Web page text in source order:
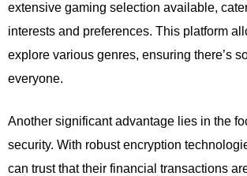
extensive gaming selection available,
interests and preferences. This platform
explore various genres, ensuring there’s
everyone.
Another significant advantage lies in the
security. With robust encryption
can trust that their financial transactions